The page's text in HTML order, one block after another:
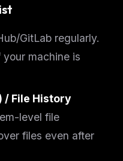
GitLab regularly.
machine is
/ File History
level file
files even after